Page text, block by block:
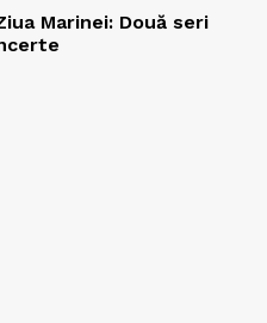
Marinei: Două seri